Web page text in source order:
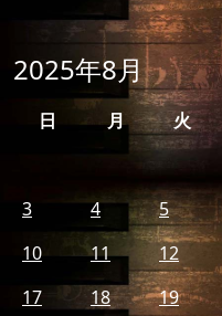
2025年8月
日 月 火
3
4 5
10
11 12
17
18 19